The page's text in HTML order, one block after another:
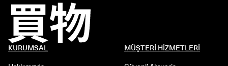
KURUMSAL MÜŞTERİ HİZMETLERİ